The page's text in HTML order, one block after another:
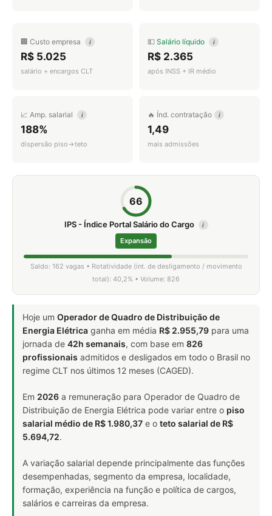
🏢 Custo empresa i
R$ 5.025
salário + encargos CLT
💵 Salário líquido i
R$ 2.365
após INSS + IR médio
📈 Amp. salarial i
188%
dispersão piso→teto
🔥 Índ. contratação i
1,49
mais admissões
66
IPS - Índice Portal Salário do Cargo i
Expansão
Saldo: 162 vagas • Rotatividade (int. de desligamento / movimento
total): 40,2% • Volume: 826
Hoje um Operador de Quadro de Distribuição de
Energia Elétrica ganha em média R$ 2.955,79 para uma
jornada de 42h semanais, com base em 826
profissionais admitidos e desligados em todo o Brasil no
regime CLT nos últimos 12 meses (CAGED).
Em 2026 a remuneração para Operador de Quadro de
Distribuição de Energia Elétrica pode variar entre o piso
salarial médio de R$ 1.980,37 e o teto salarial de R$
5.694,72.
A variação salarial depende principalmente das funções
desempenhadas, segmento da empresa, localidade,
formação, experiência na função e política de cargos,
salários e carreiras da empresa.